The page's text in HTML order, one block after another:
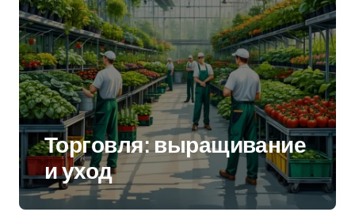
Торговля: выращивание
и уход